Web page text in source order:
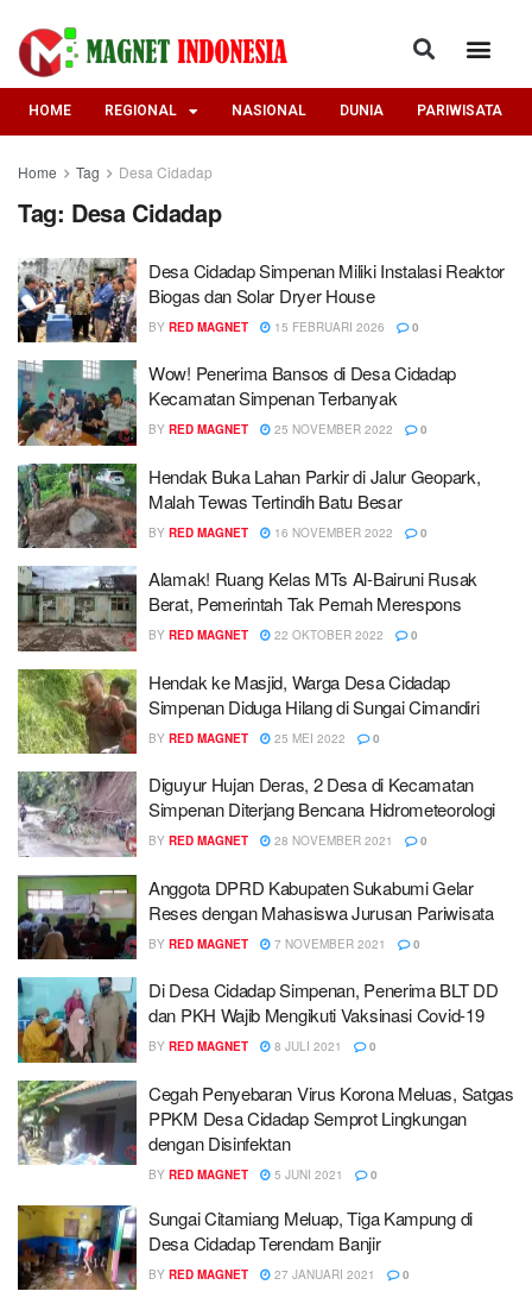
HOME REGIONAL NASIONAL DUNIA PARIWISATA
Home Tag Desa Cidadap
Tag: Desa Cidadap
‎Desa Cidadap Simpenan Miliki Instalasi Reaktor
Biogas dan Solar Dryer House
BY RED MAGNET 15 FEBRUARI 2026 0
Wow! Penerima Bansos di Desa Cidadap
Kecamatan Simpenan Terbanyak
BY RED MAGNET 25 NOVEMBER 2022 0
Hendak Buka Lahan Parkir di Jalur Geopark,
Malah Tewas Tertindih Batu Besar
BY RED MAGNET 16 NOVEMBER 2022 0
Alamak! Ruang Kelas MTs Al-Bairuni Rusak
Berat, Pemerintah Tak Pernah Merespons
BY RED MAGNET 22 OKTOBER 2022 0
Hendak ke Masjid, Warga Desa Cidadap
Simpenan Diduga Hilang di Sungai Cimandiri
BY RED MAGNET 25 MEI 2022 0
Diguyur Hujan Deras, 2 Desa di Kecamatan
Simpenan Diterjang Bencana Hidrometeorologi
BY RED MAGNET 28 NOVEMBER 2021 0
Anggota DPRD Kabupaten Sukabumi Gelar
Reses dengan Mahasiswa Jurusan Pariwisata
BY RED MAGNET 7 NOVEMBER 2021 0
Di Desa Cidadap Simpenan, Penerima BLT DD
dan PKH Wajib Mengikuti Vaksinasi Covid-19
BY RED MAGNET 8 JULI 2021 0
Cegah Penyebaran Virus Korona Meluas, Satgas
PPKM Desa Cidadap Semprot Lingkungan
dengan Disinfektan
BY RED MAGNET 5 JUNI 2021 0
Sungai Citamiang Meluap, Tiga Kampung di
Desa Cidadap Terendam Banjir
BY RED MAGNET 27 JANUARI 2021 0